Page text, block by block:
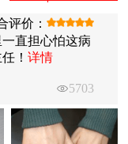
评价：
直担心怕这病
！详情
5703